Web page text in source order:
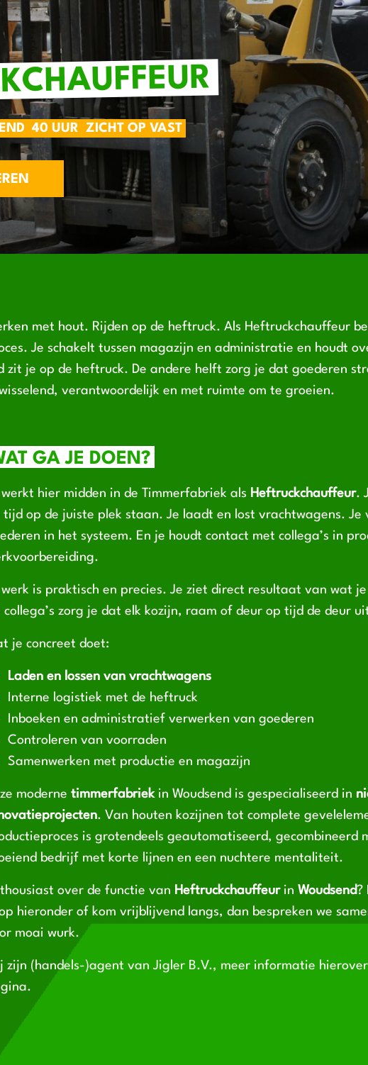
40 UUR ZICHT OP VAST
met hout. Rijden op de heftruck. Als Heftruckchauffeur
Je schakelt tussen magazijn en administratie en houdt
zit je op de heftruck. De andere helft zorg je dat goederen
verantwoordelijk en met ruimte om te groeien.
GA JE DOEN?
werkt hier midden in de Timmerfabriek als Heftruckchauffeur.
tijd op de juiste plek staan. Je laadt en lost vrachtwagens. Je
in het systeem. En je houdt contact met collega’s in
werk is praktisch en precies. Je ziet direct resultaat van wat je
collega’s zorg je dat elk kozijn, raam of deur op tijd de deur
je concreet doet:
Laden en lossen van vrachtwagens
Interne logistiek met de heftruck
Inboeken en administratief verwerken van goederen
Controleren van voorraden
Samenwerken met productie en magazijn
moderne timmerfabriek in Woudsend is gespecialiseerd in
. Van houten kozijnen tot complete
is grotendeels geautomatiseerd, gecombineerd
bedrijf met korte lijnen en een nuchtere mentaliteit.
over de functie van Heftruckchauffeurin Woudsend?
hieronder of kom vrijblijvend langs, dan bespreken we
moai wurk.
zijn (handels-)agent van Jigler B.V., meer informatie